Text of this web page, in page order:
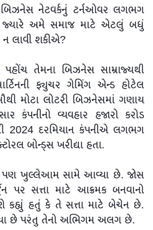
નેટવર્કનું ટર્નઓવર લગભગ
જ્યારે અમે સમાજ માટે એટલું બધું
લાવી શકીએ?
પહોંચ તેમના બિઝનેસ સામ્રાજ્યથી
ફ્યુચર ગેમિંગ એન્ડ હોટેલ
મોટા લોટરી બિઝનેસમાં ગણાય
કંપનીનો વ્યવહાર હજારો કરોડ
2024 દરમિયાન કંપનીએ લગભગ
બોન્ડ્સ ખરીદ્યા હતા.
પણ ખુલ્લેઆમ સામે આવ્યા છે. જોસ
પર સત્તા માટે આક્રમક બનવાનો
કહ્યું હતું કે તે સત્તા માટે બેચેન છે.
છે પરંતુ તેનો અભિગમ અલગ છે.